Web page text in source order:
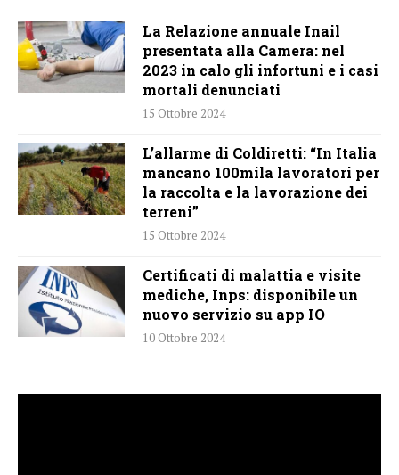
La Relazione annuale Inail
presentata alla Camera: nel
2023 in calo gli infortuni e i casi
mortali denunciati
15 Ottobre 2024
L’allarme di Coldiretti: “In Italia
mancano 100mila lavoratori per
la raccolta e la lavorazione dei
terreni”
15 Ottobre 2024
Certificati di malattia e visite
mediche, Inps: disponibile un
nuovo servizio su app IO
10 Ottobre 2024